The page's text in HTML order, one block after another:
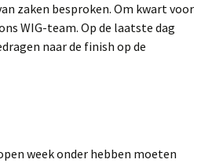
zaken besproken. Om kwart voor
WIG-team. Op de laatste dag
naar de finish op de
week onder hebben moeten